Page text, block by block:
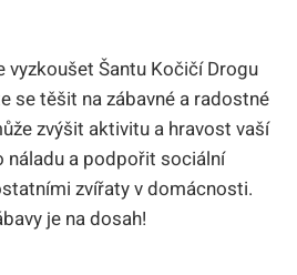
vyzkoušet⁤ Šantu​ Kočičí‌ Drogu
se těšit ‍na zábavné a ​radostné⁣
zvýšit ​aktivitu a hravost ⁣vaší
náladu a podpořit sociální
zvířaty v domácnosti.
je na dosah!